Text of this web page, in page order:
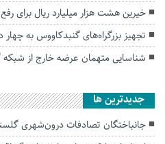
خیرین هشت هزار میلیارد ریال برای
تجهیز بزرگراه‌های گنبدکاووس به چهار
شناسایی متهمان عرضه خارج از شبکه
جديدترين ها
جانباختگان تصادفات درون‌شهری گلستان ۱۷ درصد کاهش